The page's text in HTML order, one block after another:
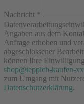
Nachricht *
Angaben aus dem
Anfrage erhoben und
abgeschlossener
können Ihre
shop@teppich-kaufen-
zum Umgang mit
Datenschutzerklärung.